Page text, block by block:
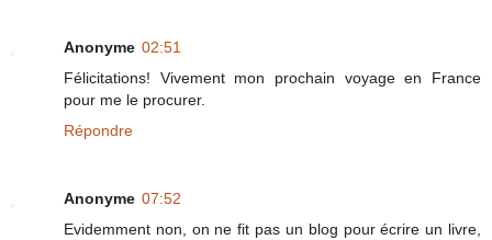
Anonyme 02:51
Félicitations! Vivement mon prochain voyage en France
pour me le procurer.
Répondre
Anonyme 07:52
Evidemment non, on ne fit pas un blog pour écrire un livre,